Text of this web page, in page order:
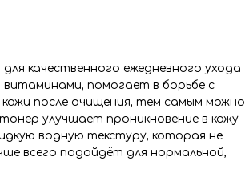
качественного ежедневного ухода
помогает в борьбе с
после очищения, тем самым можно
улучшает проникновение в кожу
водную текстуру, которая не
всего подойдёт для нормальной,